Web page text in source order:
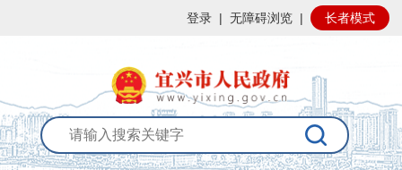
登录 | 无障碍浏览 | 长者模式